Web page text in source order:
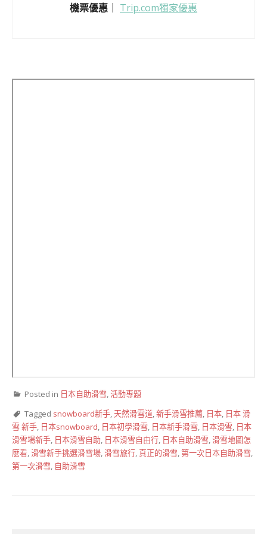
機票優惠
Trip.com獨家優惠
Posted in 日本自助滑雪,活動專題
Tagged snowboard新手,天然滑雪道,新手滑雪推薦, 日本, 日本 滑
雪 新手, 日本snowboard, 日本初學滑雪, 日本新手滑雪, 日本滑雪, 日本
滑雪場新手, 日本滑雪自助, 日本滑雪自由行, 日本自助滑雪,滑雪地圖怎
麼看,滑雪新手挑選滑雪場,滑雪旅行,真正的滑雪,第一次日本自助滑雪,
第一次滑雪, 自助滑雪